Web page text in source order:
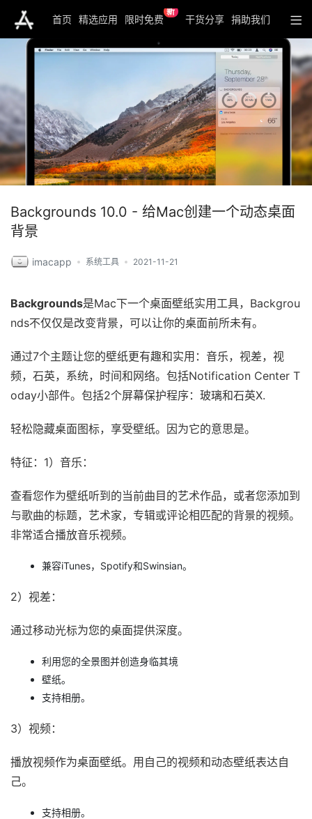
首页 精选应用 限时免费
新
干货分享 捐助我们
Backgrounds 10.0 - 给Mac创建一个动态桌面
背景
imacapp 系统工具 2021-11-21
Backgrounds是Mac下一个桌面壁纸实用工具，Backgrou
nds不仅仅是改变背景，可以让你的桌面前所未有。
通过7个主题让您的壁纸更有趣和实用：音乐，视差，视
频，石英，系统，时间和网络。包括Notification Center T
oday小部件。包括2个屏幕保护程序：玻璃和石英X.
轻松隐藏桌面图标，享受壁纸。因为它的意思是。
特征：1）音乐：
查看您作为壁纸听到的当前曲目的艺术作品，或者您添加到
与歌曲的标题，艺术家，专辑或评论相匹配的背景的视频。
非常适合播放音乐视频。
兼容iTunes，Spotify和Swinsian。
2）视差：
通过移动光标为您的桌面提供深度。
利用您的全景图并创造身临其境
壁纸。
支持相册。
3）视频：
播放视频作为桌面壁纸。用自己的视频和动态壁纸表达自
己。
支持相册。